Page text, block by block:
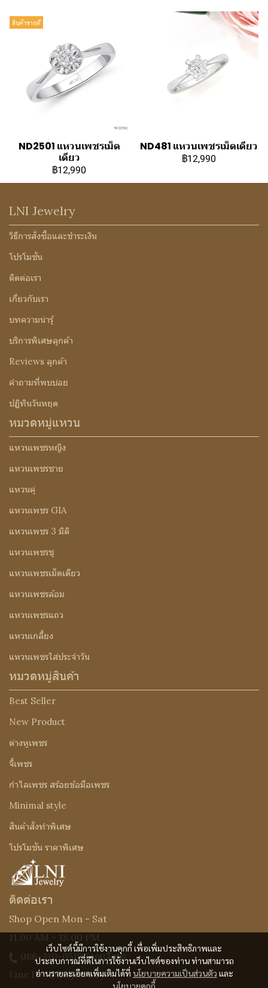
สินค้าขายดี
ND2501 แหวนเพชรเม็ด
เดียว
฿12,990
ND481 แหวนเพชรเม็ดเดียว
฿12,990
เว็บไซต์นี้มีการใช้งานคุกกี้ เพื่อเพิ่มประสิทธิภาพและ
ประสบการณ์ที่ดีในการใช้งานเว็บไซต์ของท่าน ท่านสามารถ
อ่านรายละเอียดเพิ่มเติมได้ที่ นโยบายความเป็นส่วนตัว และ
นโยบายคุกกี้
LNI Jewelry
วิธีการสั่งซื้อและชำระเงิน
โปรโมชั่น
ติดต่อเรา
เกี่ยวกับเรา
บทความน่ารู้
บริการพิเศษลูกค้า
Reviews ลูกค้า
คำถามที่พบบ่อย
ปฏิทินวันหยุด
หมวดหมู่แหวน
แหวนเพชรหญิง
แหวนเพชรชาย
แหวนคู่
แหวนเพชร GIA
แหวนเพชร 3 มิติ
แหวนเพชรชู
แหวนเพชรเม็ดเดียว
แหวนเพชรล้อม
แหวนเพชรแถว
แหวนเกลี้ยง
แหวนเพชรใส่ประจำวัน
หมวดหมู่สินค้า
Best Seller
New Product
ต่างหูเพชร
จี้เพชร
กำไลเพชร สร้อยข้อมือเพชร
Minimal style
สินค้าสั่งทำพิเศษ
โปรโมชั่น ราคาพิเศษ
ติดต่อเรา
Shop Open Mon - Sat
11.00 AM - 18.00 PM
086-310-0519(คุณเจี๊ยบ)
Line ID : @Lnijewelry